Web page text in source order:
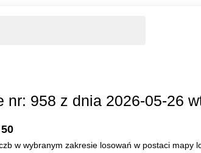
nr: 958 z dnia 2026-05-26
w wybranym zakresie losowań w postaci mapy